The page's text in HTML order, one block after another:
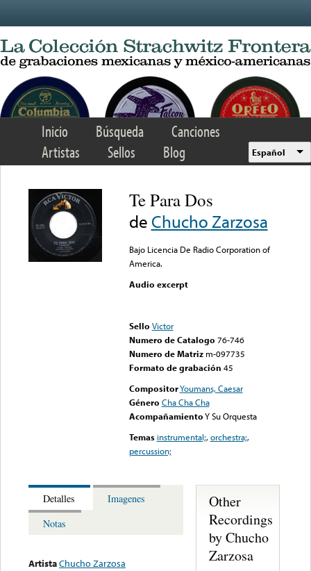
Inicio Búsqueda
Canciones
Artistas
Sellos Blog Español
Te Para Dos
de Chucho Zarzosa
Bajo Licencia De Radio Corporation of
America.
Audio excerpt
Sello Victor
Numero de Catalogo 76-746
Numero de Matriz m-097735
Formato de grabación 45
CompositorYoumans, Caesar
Género Cha Cha Cha
AcompañamientoY Su Orquesta
Temas instrumental;,orchestra;,
percussion;
Detalles
Imagenes
Notas
ArtistaChucho Zarzosa
Other
Recordings
by Chucho
Zarzosa